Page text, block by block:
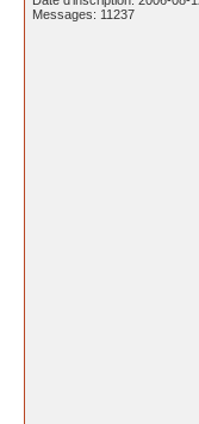
Messages: 11237